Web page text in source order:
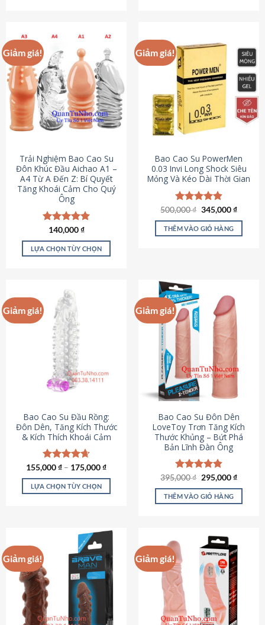
Giảm giá!
Trải Nghiệm Bao Cao Su
Đôn Khúc Đầu Aichao A1 –
A4 Từ A Đến Z: Bí Quyết
Tăng Khoái Cảm Cho Quý
Ông
Được xếp
hạng4.88
5 sao
140,000₫
LỰA CHỌN TÙY CHỌN
có
nhiều
biến
thể.
Các
tùy
chọn
có
chọn
trên
trang
sản
phẩm
Giảm giá!
Bao Cao Su PowerMen
0.03 Invi Long Shock Siêu
Mỏng Và Kéo Dài Thời Gian
Được xếp
hạng4.85
5 sao
500,000₫ Giá
là:
500,000 ₫.
345,000₫Giá
tại
THÊM VÀO GIỎ HÀNG
Giảm giá!
Bao Cao Su Đầu Rồng:
Đôn Dên, Tăng Kích Thước
& Kích Thích Khoái Cảm
Được xếp
hạng4.69
5 sao
155,000₫ – 175,000₫
LỰA CHỌN TÙY CHỌN
nhiều
biến
thể.
Các
tùy
chọn
Giảm giá!
Bao Cao Su Đôn Dên
LoveToy Trơn Tăng Kích
Thước Khủng – Bứt Phá
Bản Lĩnh Đàn Ông
Được xếp
hạng4.82
5 sao
395,000₫ Giá
là:
395,000 ₫.
295,000₫Giá
tại
THÊM VÀO GIỎ HÀNG
Giảm giá! Giảm giá!